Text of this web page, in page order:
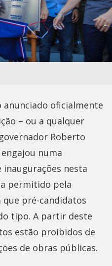
anunciado oficialmente
– ou a qualquer
Roberto
numa
nesta
permitido pela
pré-candidatos
tipo. A partir deste
estão proibidos de
de obras públicas.